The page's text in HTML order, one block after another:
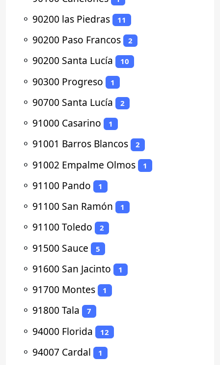
⚬ 90200 las Piedras 11
⚬ 90200 Paso Francos 2
⚬ 90200 Santa Lucía 10
⚬ 90300 Progreso 1
⚬ 90700 Santa Lucía 2
⚬ 91000 Casarino 1
⚬ 91001 Barros Blancos 2
⚬ 91002 Empalme Olmos 1
⚬ 91100 Pando 1
⚬ 91100 San Ramón 1
⚬ 91100 Toledo 2
⚬ 91500 Sauce 5
⚬ 91600 San Jacinto 1
⚬ 91700 Montes 1
⚬ 91800 Tala 7
⚬ 94000 Florida 12
⚬ 94007 Cardal 1